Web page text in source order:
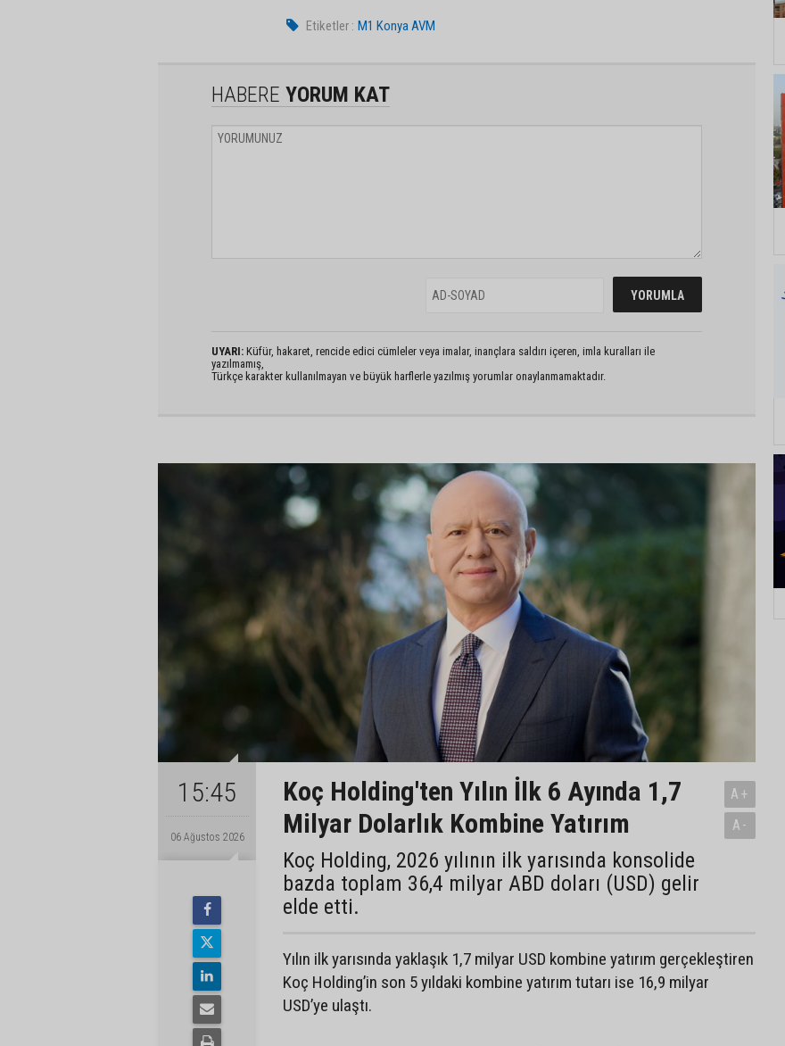
Etiketler : M1 Konya AVM
HABERE YORUM KAT
UYARI: Küfür, hakaret, rencide edici cümleler veya imalar, inançlara saldırı içeren, imla kuralları ile
yazılmamış,
Türkçe karakter kullanılmayan ve büyük harflerle yazılmış yorumlar onaylanmamaktadır.
15:45
06 Ağustos 2026
Koç Holding'ten Yılın İlk 6 Ayında 1,7
Milyar Dolarlık Kombine Yatırım
Koç Holding, 2026 yılının ilk yarısında konsolide
bazda toplam 36,4 milyar ABD doları (USD) gelir
elde etti.
A+
A-
Yılın ilk yarısında yaklaşık 1,7 milyar USD kombine yatırım gerçekleştiren
Koç Holding’in son 5 yıldaki kombine yatırım tutarı ise 16,9 milyar
USD’ye ulaştı.